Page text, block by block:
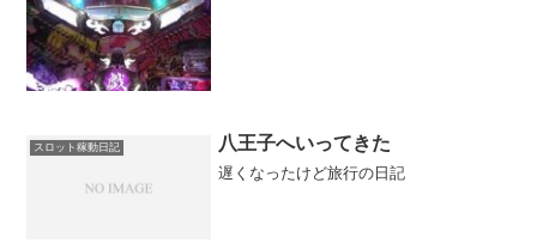
スロット稼動日記 八王子へいってきた
遅くなったけど旅行の日記